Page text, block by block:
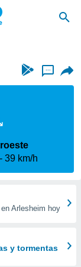
...
39 km/h
Arlesheim hoy
y tormentas